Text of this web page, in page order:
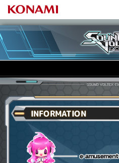
INFORMATION